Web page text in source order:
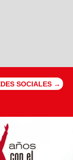
SOCIALES →